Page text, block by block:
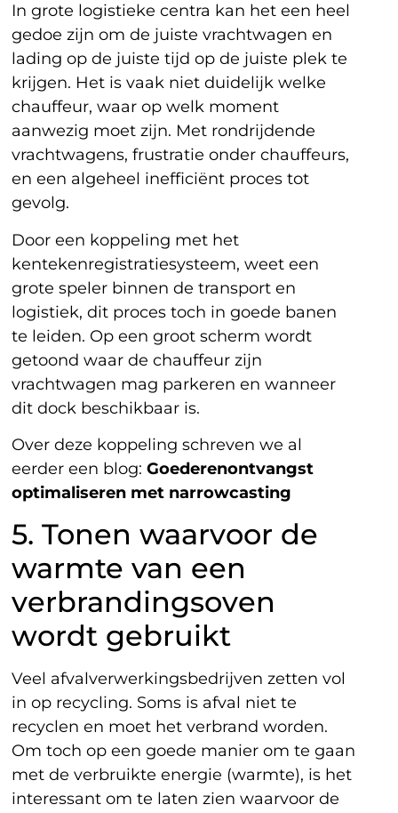
In grote logistieke centra kan het een heel
gedoe zijn om de juiste vrachtwagen en
lading op de juiste tijd op de juiste plek te
krijgen. Het is vaak niet duidelijk welke
chauffeur, waar op welk moment
aanwezig moet zijn. Met rondrijdende
vrachtwagens, frustratie onder chauffeurs,
en een algeheel inefficiënt proces tot
gevolg.
Door een koppeling met het
kentekenregistratiesysteem, weet een
grote speler binnen de transport en
logistiek, dit proces toch in goede banen
te leiden. Op een groot scherm wordt
getoond waar de chauffeur zijn
vrachtwagen mag parkeren en wanneer
dit dock beschikbaar is.
Over deze koppeling schreven we al
eerder een blog:Goederenontvangst
optimaliseren met narrowcasting
5. Tonen waarvoor de
warmte van een
verbrandingsoven
wordt gebruikt
Veel afvalverwerkingsbedrijven zetten vol
in op recycling. Soms is afval niet te
recyclen en moet het verbrand worden.
Om toch op een goede manier om te gaan
met de verbruikte energie (warmte), is het
interessant om te laten zien waarvoor de